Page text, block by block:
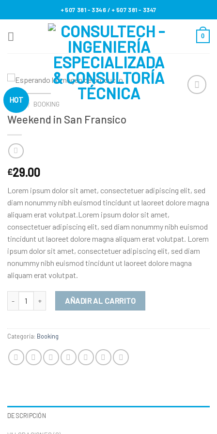
to
+ 507 381 - 3346 / + 507 381 - 3347
0
HOT
INICIO / BOOKING
Weekend in San Fransico
£29.00
Lorem ipsum dolor sit amet, consectetuer adipiscing elit, sed
diam nonummy nibh euismod tincidunt ut laoreet dolore magna
aliquam erat volutpat.Lorem ipsum dolor sit amet,
consectetuer adipiscing elit, sed diam nonummy nibh euismod
tincidunt ut laoreet dolore magna aliquam erat volutpat. Lorem
ipsum dolor sit amet, consectetuer adipiscing elit, sed diam
nonummy nibh euismod tincidunt ut laoreet dolore magna
aliquam erat volutpat.
AÑADIR AL CARRITO
Categoría: Booking
DESCRIPCIÓN